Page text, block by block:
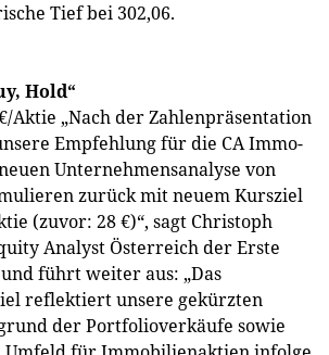
Tief bei 302,06.
Hold“
Aktie „Nach der Zahlenpräsentation
Empfehlung für die CA Immo-
Unternehmensanalyse von
zurück mit neuem Kursziel
(zuvor: 28 €)“, sagt Christoph
Analyst Österreich der Erste
führt weiter aus: „Das
reflektiert unsere gekürzten
der Portfolioverkäufe sowie